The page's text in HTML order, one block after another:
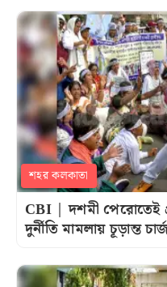
শহর কলকাতা
CBI | দশমী পেরোতেই
দুর্নীতি মামলায় চূড়ান্ত